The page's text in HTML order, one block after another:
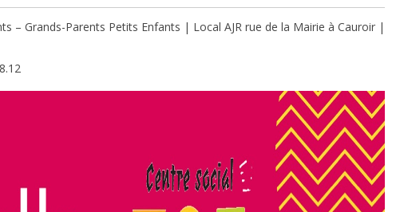
– Grands-Parents Petits Enfants | Local AJR rue de la Mairie à Cauroir |